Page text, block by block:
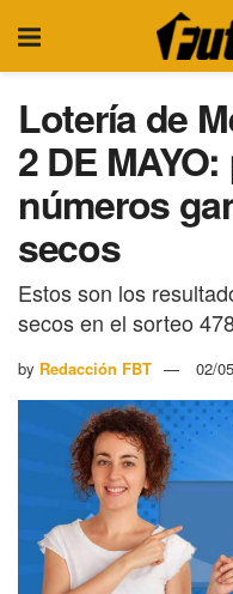
Lotería de
2 DE
números
secos
Estos son los
secos en el sorteo
by Redacción FBT 02/